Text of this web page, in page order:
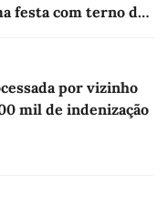
festa com terno de
por vizinho
mil de indenização